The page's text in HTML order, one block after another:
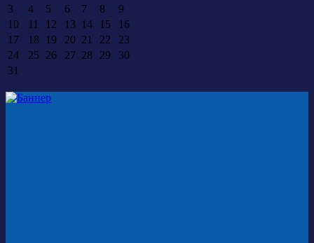
3
4 5 6 7 8
9
10
11 12 13 14 15
16
17
18 19 20 21 22
23
24
25 26 27 28 29
30
31